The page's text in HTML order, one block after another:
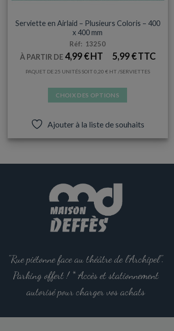
Serviette en Airlaid – Plusieurs Coloris – 400
x 400 mm
Réf: 13250
À PARTIR DE4,99€ 5,99€
PAQUET DE 25 UNITÉS SOIT 0,20 € /SERVIETTES
CHOIX DES OPTIONS
plusieurs
Les
peuvent
être
choisies
sur
du
produit
Ajouter à la liste de souhaits
"Rue piétonne face au théâtre de l'Archipel".
Parking offert ! * Accès et stationnement
autorisé pour charger vos achats